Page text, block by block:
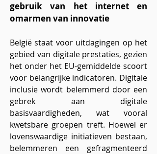
gebruik van het internet en
omarmen van innovatie
België staat voor uitdagingen op het
gebied van digitale prestaties, gezien
het onder het EU-gemiddelde scoort
voor belangrijke indicatoren. Digitale
inclusie wordt belemmerd door een
gebrek aan digitale
basisvaardigheden, wat vooral
kwetsbare groepen treft. Hoewel er
lovenswaardige initiatieven bestaan,
belemmeren een gefragmenteerd